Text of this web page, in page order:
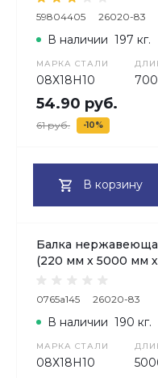
59804405 26020-83
МАРКА СТАЛИ
08Х18H10
В наличии 197 кг.
54.90 руб.
61 руб. -10%
В корзину
Балка
(220 мм х 5000 мм
0765a145 26020-83
МАРКА СТАЛИ
08Х18H10
В наличии 190 кг.